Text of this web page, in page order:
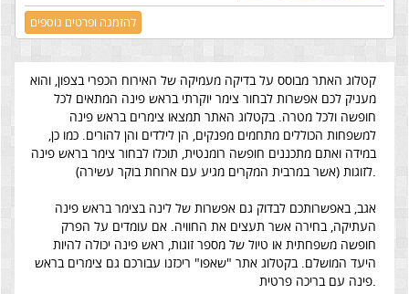
להזמנה ופרטים נוספים
קטלוג האתר מבוסס על בדיקה מעמיקה של האירוח הכפרי בצפון, והוא
מעניק לכם אפשרות לבחור צימר יוקרתי בראש פינה המתאים לכל
חופשה ולכל מטרה. בקטלוג האתר תמצאו צימרים בראש פינה
למשפחות הכוללים מתחמים מפנקים, הן לילדים והן להורים. כמו כן,
במידה ואתם מתכננים חופשה רומנטית, תוכלו לבחור צימר בראש פינה
לזוגות (אשר במרבית המקרים מגיע עם ארוחת בוקר עשירה).
אגב, באפשרותכם לבדוק גם אפשרות של לינה בצימר בראש פינה
העתיקה, בחירה אשר תעצים את החוויה. אם עומדים על הפרק
חופשה משפחתית או טיול של מספר זוגות, ראש פינה יכולה להיות
היעד המושלם. בקטלוג אתר "שאפו" ריכזנו עבורכם גם צימרים בראש
פינה עם בריכה פרטית.